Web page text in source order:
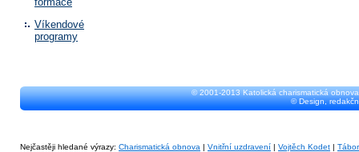
Víkendové
programy
© 2001-2013 Katolická charismatická
© Design,
Nejčastěji hledané výrazy: Charismatická obnova | Vnitřní uzdravení | Vojtěch Kodet |